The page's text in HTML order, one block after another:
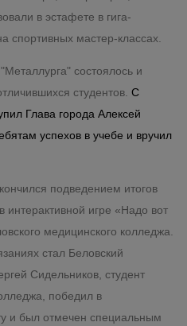
в эстафете в гига-
спортивных мастер-классах.
состоялось и
студентов. С
Глава города Алексей
успехов в учебе и вручил
подведением итогов
игре «Надо вот
медицинского колледжа.
стал Беловский
Сидельников, студент
победил в
и был отмечен специальным